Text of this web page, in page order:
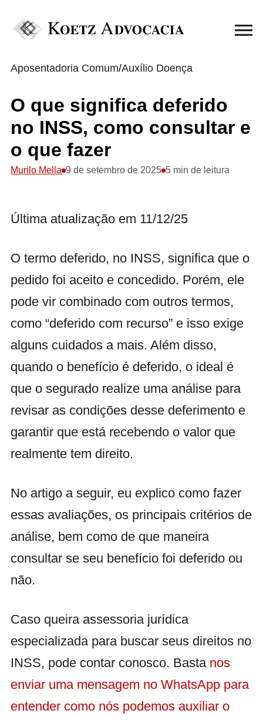
Aposentadoria Comum/Auxílio Doença
O que significa deferido
no INSS, como consultar e
o que fazer
Murilo Mella 9 de setembro de 2025 5 min de leitura
Última atualização em 11/12/25
O termo deferido, no INSS, significa que o
pedido foi aceito e concedido. Porém, ele
pode vir combinado com outros termos,
como “deferido com recurso” e isso exige
alguns cuidados a mais. Além disso,
quando o benefício é deferido, o ideal é
que o segurado realize uma análise para
revisar as condições desse deferimento e
garantir que está recebendo o valor que
realmente tem direito.
No artigo a seguir, eu explico como fazer
essas avaliações, os principais critérios de
análise, bem como de que maneira
consultar se seu benefício foi deferido ou
não.
Caso queira assessoria jurídica
especializada para buscar seus direitos no
INSS, pode contar conosco. Basta nos
enviar uma mensagem no WhatsApp para
entender como nós podemos auxiliar o